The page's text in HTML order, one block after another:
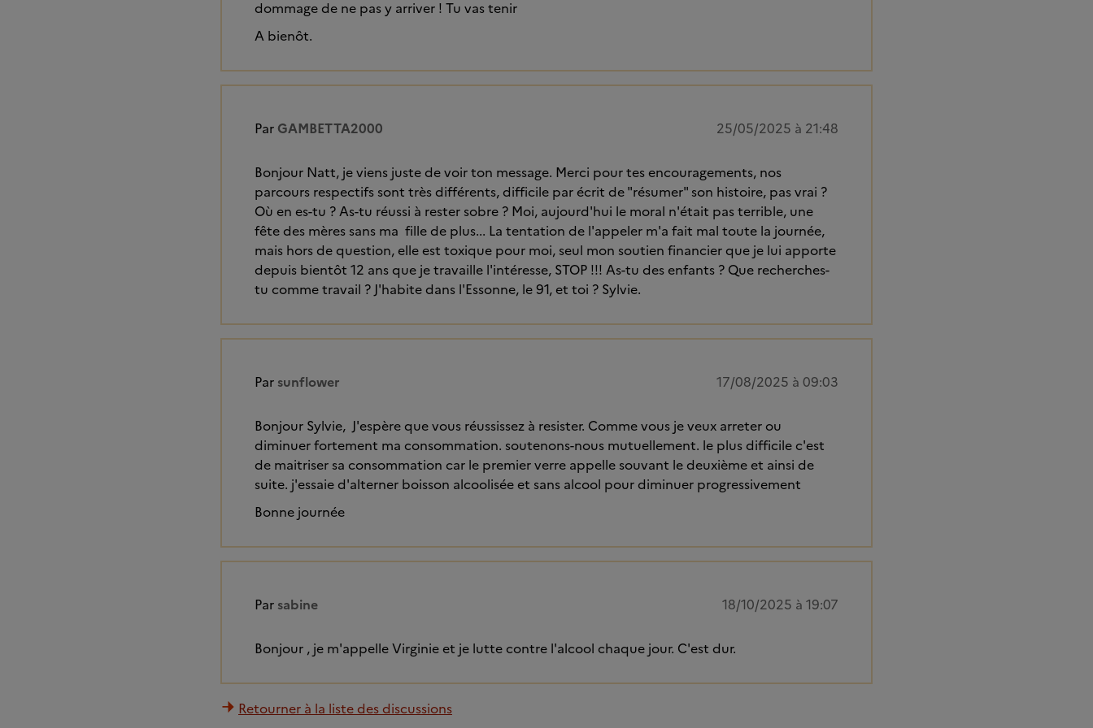
dommage de ne pas y arriver ! Tu vas tenir
A bienôt.
Par GAMBETTA2000 25/05/2025 à 21:48
Bonjour Natt, je viens juste de voir ton message. Merci pour tes encouragements, nos
parcours respectifs sont très différents, difficile par écrit de "résumer" son histoire, pas vrai ?
Où en es-tu ? As-tu réussi à rester sobre ? Moi, aujourd'hui le moral n'était pas terrible, une
fête des mères sans ma fille de plus... La tentation de l'appeler m'a fait mal toute la journée,
mais hors de question, elle est toxique pour moi, seul mon soutien financier que je lui apporte
depuis bientôt 12 ans que je travaille l'intéresse, STOP !!! As-tu des enfants ? Que recherches-
tu comme travail ? J'habite dans l'Essonne, le 91, et toi ? Sylvie.
Par sunflower 17/08/2025 à 09:03
Bonjour Sylvie, J'espère que vous réussissez à resister. Comme vous je veux arreter ou
diminuer fortement ma consommation. soutenons-nous mutuellement. le plus difficile c'est
de maitriser sa consommation car le premier verre appelle souvant le deuxième et ainsi de
suite. j'essaie d'alterner boisson alcoolisée et sans alcool pour diminuer progressivement
Bonne journée
Par sabine 18/10/2025 à 19:07
Bonjour , je m'appelle Virginie et je lutte contre l'alcool chaque jour. C'est dur.
Retourner à la liste des discussions